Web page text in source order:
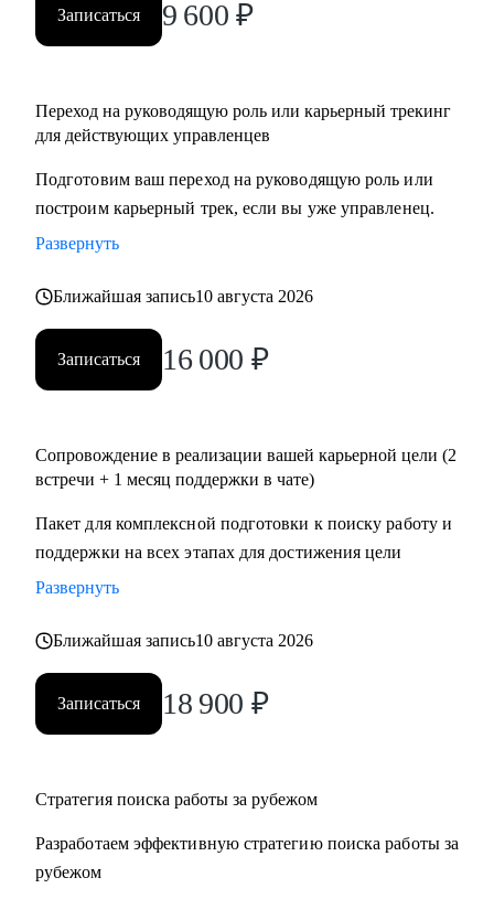
Записаться 9 600 ₽
Переход на руководящую роль или карьерный трекинг
для действующих управленцев
Подготовим ваш переход на руководящую роль или
построим карьерный трек, если вы уже управленец.
Развернуть
Ближайшая запись10 августа 2026
Записаться 16 000 ₽
Сопровождение в реализации вашей карьерной цели (2
встречи + 1 месяц поддержки в чате)
Пакет для комплексной подготовки к поиску работу и
поддержки на всех этапах для достижения цели
Развернуть
Ближайшая запись10 августа 2026
Записаться 18 900 ₽
Стратегия поиска работы за рубежом
Разработаем эффективную стратегию поиска работы за
рубежом